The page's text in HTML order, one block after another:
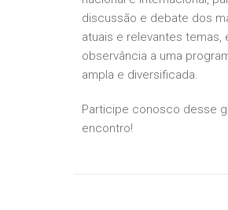
discussão e debate dos
atuais e relevantes temas,
observância a uma
ampla e diversificada.
Participe conosco desse
encontro!